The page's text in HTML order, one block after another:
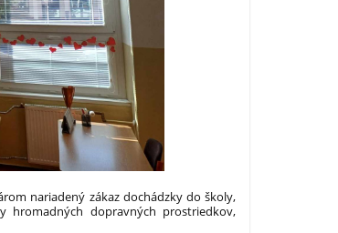
nariadený zákaz dochádzky do školy,
hromadných dopravných prostriedkov,